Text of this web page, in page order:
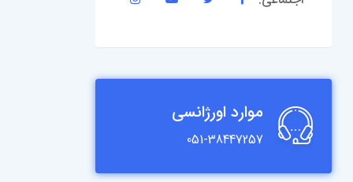
موارد اورژانسی
051-38447257